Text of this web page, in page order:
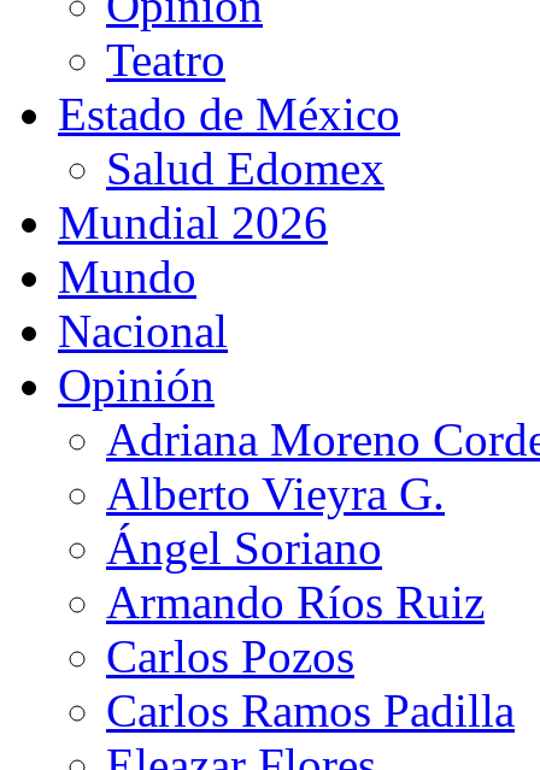
Teatro
Estado de México
Salud Edomex
Mundial 2026
Mundo
Nacional
Opinión
Adriana Moreno
Alberto Vieyra G.
Ángel Soriano
Armando Ríos Ruiz
Carlos Pozos
Carlos Ramos Padilla